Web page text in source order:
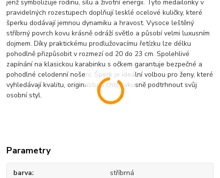
jenž symbolizuje rodinu, sílu a životní energii. Tyto medailonky v
pravidelných rozestupech doplňují lesklé ocelové kuličky, které
šperku dodávají jemnou dynamiku a hravost. Vysoce leštěný
stříbrný povrch kovu krásně odráží světlo a působí velmi luxusním
dojmem. Díky praktickému prodlužovacímu řetízku lze délku
pohodlně přizpůsobit v rozmezí od 20 do 23 cm. Spolehlivé
zapínání na klasickou karabinku s očkem garantuje bezpečné a
pohodlné celodenní nošení. Šperk je ideální volbou pro ženy, které
vyhledávají kvalitu, originalitu a chtějí vkusně podtrhnout svůj
osobní styl.
Parametry
barva stříbrná